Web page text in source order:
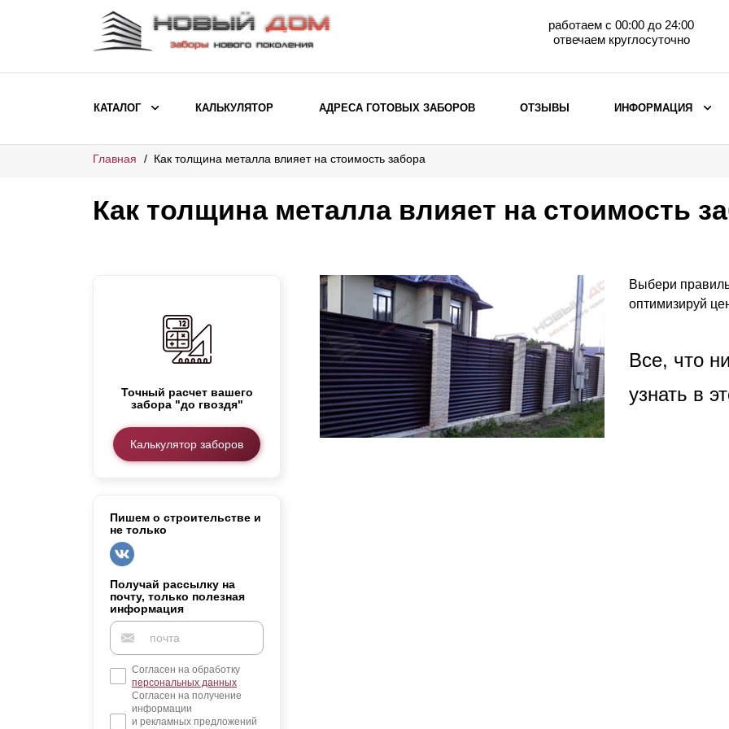
работаем с 00:00 до 24:00
отвечаем круглосуточно
КАТАЛОГ
ВЫБОР ПО МОДЕЛИ
Заборы Хай-тек
Заборы и ограждения для детских
садов
Элитные заборы для коттеджей
Забор на участок 10 соток
Заборы и ограждения для дома
Заборы из евроштакетника
Забор жалюзи с кирпичными столбами
Металлические заборы
Металлические ограждения
ВЫБОР ПО ХАРАКТЕРИСТИКАМ
Горизонтальные заборы
Высокие заборы
Красивые, дизайнерские заборы
КАЛЬКУЛЯТОР АДРЕСА ГОТОВЫХ ЗАБОРОВ ОТЗЫВЫ ИНФОРМАЦИЯ
Главная Как толщина металла влияет на стоимость забора
Как толщина металла влияет на стоимость
Точный расчет вашего
забора "до гвоздя"
Калькулятор заборов
Пишем о строительстве и
не только
Получай рассылку на
почту, только полезная
информация
Согласен на обработку
персональных данных
Согласен на получение
информации
и рекламных предложений
Выбери
оптимизируй
Все, что
узнать в